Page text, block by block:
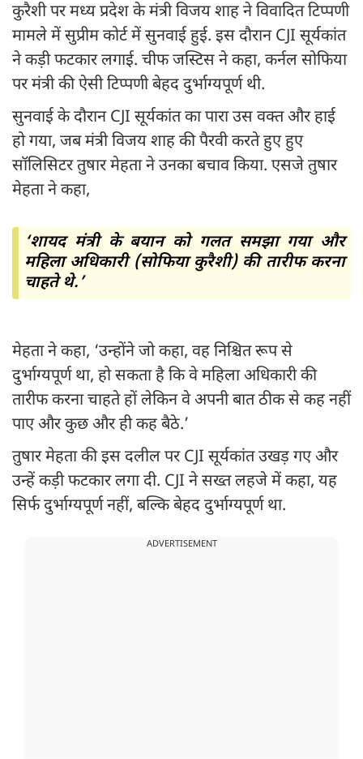
कुरैशी पर मध्य प्रदेश के मंत्री विजय शाह ने विवादित टिप्पणी
मामले में सुप्रीम कोर्ट में सुनवाई हुई. इस दौरान CJI सूर्यकांत
ने कड़ी फटकार लगाई. चीफ जस्टिस ने कहा, कर्नल सोफिया
पर मंत्री की ऐसी टिप्पणी बेहद दुर्भाग्यपूर्ण थी.
सुनवाई के दौरान CJI सूर्यकांत का पारा उस वक्त और हाई
हो गया, जब मंत्री विजय शाह की पैरवी करते हुए हुए
सॉलिसिटर तुषार मेहता ने उनका बचाव किया. एसजे तुषार
मेहता ने कहा,
‘शायद मंत्री के बयान को गलत समझा गया और
महिला अधिकारी (सोफिया कुरैशी) की तारीफ करना
चाहते थे.’
मेहता ने कहा, ‘उन्होंने जो कहा, वह निश्चित रूप से
दुर्भाग्यपूर्ण था, हो सकता है कि वे महिला अधिकारी की
तारीफ करना चाहते हों लेकिन वे अपनी बात ठीक से कह नहीं
पाए और कुछ और ही कह बैठे.’
तुषार मेहता की इस दलील पर CJI सूर्यकांत उखड़ गए और
उन्हें कड़ी फटकार लगा दी. CJI ने सख्त लहजे में कहा, यह
सिर्फ दुर्भाग्यपूर्ण नहीं, बल्कि बेहद दुर्भाग्यपूर्ण था.
ADVERTISEMENT